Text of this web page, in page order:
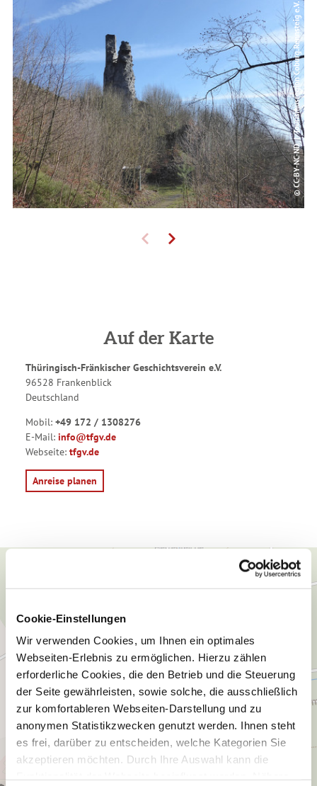
Cookie-Einstellungen
Wir verwenden Cookies, um Ihnen ein optimales
Webseiten-Erlebnis zu ermöglichen. Hierzu zählen
erforderliche Cookies, die den Betrieb und die Steuerung
der Seite gewährleisten, sowie solche, die ausschließlich
zur komfortableren Webseiten-Darstellung und zu
anonymen Statistikzwecken genutzt werden. Ihnen steht
es frei, darüber zu entscheiden, welche Kategorien Sie
akzeptieren möchten. Durch Ihre Auswahl kann die
© CC-BY-NC-ND | Tourismusregion Coburg.Rennsteig e.V.
Auf der Karte
Thüringisch-Fränkischer Geschichtsverein e.V.
96528 Frankenblick
Deutschland
Mobil: +49 172 / 1308276
E-Mail: info@tfgv.de
Webseite: tfgv.de
Anreise planen